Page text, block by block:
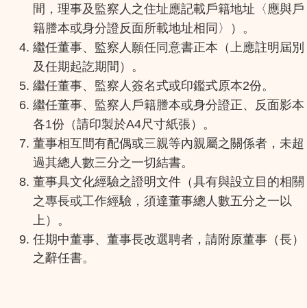
間，理事及監察人之住址應記載戶籍地址〈應與戶
籍謄本或身分證反面所載地址相同〉）。
繼任董事、監察人願任同意書正本（上應註明屆別
及任期起訖期間）。
繼任董事、監察人簽名式或印鑑式原本2份。
繼任董事、監察人戶籍謄本或身分證正、反面影本
各1份（請印製於A4尺寸紙張）。
董事相互間有配偶或三親等內親屬之關係者，未超
過其總人數三分之一切結書。
董事具文化經驗之證明文件（具有與設立目的相關
之專長或工作經驗，須達董事總人數五分之一以
上）。
任期中董事、董事長改選聘者，請附原董事（長）
之辭任書。